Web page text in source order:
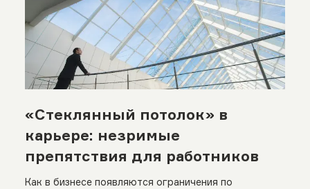
«Стеклянный потолок» в
карьере: незримые
препятствия для работников
Как в бизнесе появляются ограничения по